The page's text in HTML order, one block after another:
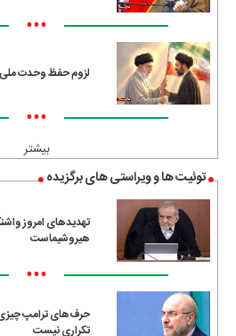
•••
لزوم حفظ وحدت ملی
•••
بیشتر
توئیت ها و ویراستی های برگزیده
تهدیدهای امروز
هیروشیماست
•••
حرف‌های ترامپ
تکراری نیست